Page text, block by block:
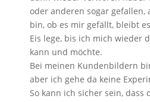
oder anderen sogar
bin, ob es mir gefällt, bleibt
Eis lege, bis ich mich wieder
kann und möchte.
Bei meinen Kundenbildern
aber ich gehe da keine
So kann ich sicher sein,